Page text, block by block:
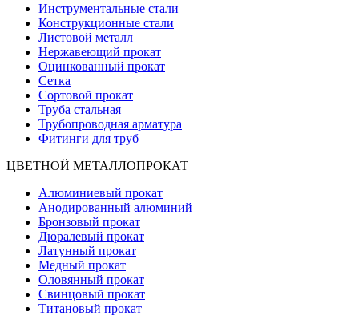
Инструментальные стали
Конструкционные стали
Листовой металл
Нержавеющий прокат
Оцинкованный прокат
Сетка
Сортовой прокат
Труба стальная
Трубопроводная арматура
Фитинги для труб
ЦВЕТНОЙ МЕТАЛЛОПРОКАТ
Алюминиевый прокат
Анодированный алюминий
Бронзовый прокат
Дюралевый прокат
Латунный прокат
Медный прокат
Оловянный прокат
Свинцовый прокат
Титановый прокат